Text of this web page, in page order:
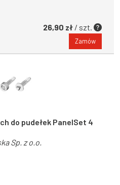
26,90 zł / szt.
Zamów
do pudełek PanelSet 4
Sp. z o.o.